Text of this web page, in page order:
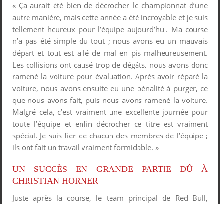
« Ça aurait été bien de décrocher le championnat d’une
autre manière, mais cette année a été incroyable et je suis
tellement heureux pour l’équipe aujourd’hui. Ma course
n’a pas été simple du tout ; nous avons eu un mauvais
départ et tout est allé de mal en pis malheureusement.
Les collisions ont causé trop de dégâts, nous avons donc
ramené la voiture pour évaluation. Après avoir réparé la
voiture, nous avons ensuite eu une pénalité à purger, ce
que nous avons fait, puis nous avons ramené la voiture.
Malgré cela, c’est vraiment une excellente journée pour
toute l’équipe et enfin décrocher ce titre est vraiment
spécial. Je suis fier de chacun des membres de l’équipe ;
ils ont fait un travail vraiment formidable. »
UN SUCCÈS EN GRANDE PARTIE DÛ À
CHRISTIAN HORNER
Juste après la course, le team principal de Red Bull,